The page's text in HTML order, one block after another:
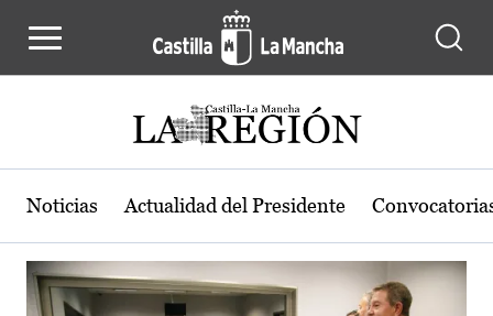
Actualidad de la región de Castilla-
Noticias Actualidad del Presidente